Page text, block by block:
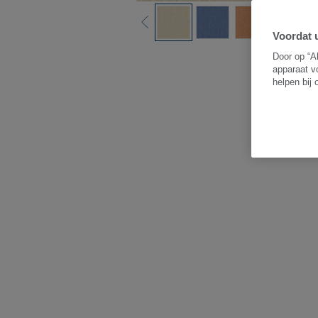
Voordat
Door op
apparaat
helpen bij